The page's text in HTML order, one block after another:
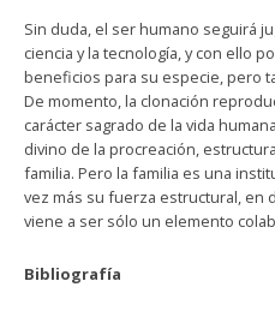
Sin duda, el ser humano seguirá
ciencia y la tecnología, y con ello
beneficios para su especie, pero
De momento, la clonación
carácter sagrado de la vida
divino de la procreación,
familia. Pero la familia es una
vez más su fuerza estructural, en
viene a ser sólo un elemento
Bibliografía